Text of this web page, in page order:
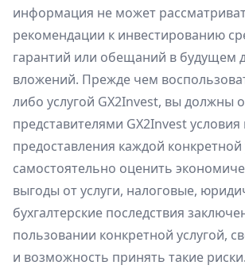
информация не может
рекомендации к инвестированию
гарантий или обещаний в будущем
вложений. Прежде чем
либо услугой GX2Invest, вы должны
представителями GX2Invest
предоставления каждой конкретной
самостоятельно оценить
выгоды от услуги, налоговые,
бухгалтерские последствия
пользовании конкретной услугой,
и возможность принять такие